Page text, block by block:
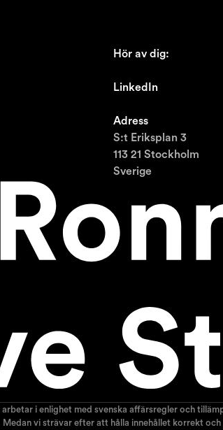
Hör av dig:
LinkedIn
Adress
S:t Eriksplan 3
113 21 Stockholm
Sverige
i enlighet med svenska affärsregler och
vi strävar efter att hålla innehållet korrekt